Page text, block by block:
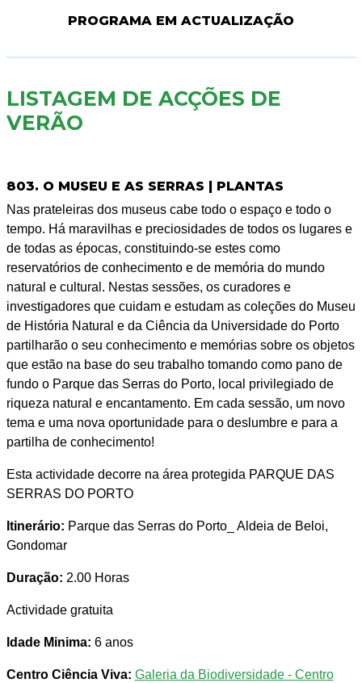
PROGRAMA EM ACTUALIZAÇÃO
LISTAGEM DE ACÇÕES DE
VERÃO
803. O MUSEU E AS SERRAS | PLANTAS
Nas prateleiras dos museus cabe todo o espaço e todo o
tempo. Há maravilhas e preciosidades de todos os lugares e
de todas as épocas, constituindo-se estes como
reservatórios de conhecimento e de memória do mundo
natural e cultural. Nestas sessões, os curadores e
investigadores que cuidam e estudam as coleções do Museu
de História Natural e da Ciência da Universidade do Porto
partilharão o seu conhecimento e memórias sobre os objetos
que estão na base do seu trabalho tomando como pano de
fundo o Parque das Serras do Porto, local privilegiado de
riqueza natural e encantamento. Em cada sessão, um novo
tema e uma nova oportunidade para o deslumbre e para a
partilha de conhecimento!
Esta actividade decorre na área protegida PARQUE DAS
SERRAS DO PORTO
Itinerário: Parque das Serras do Porto_ Aldeia de Beloi,
Gondomar
Duração: 2.00 Horas
Actividade gratuita
Idade Minima: 6 anos
Centro Ciência Viva: Galeria da Biodiversidade - Centro